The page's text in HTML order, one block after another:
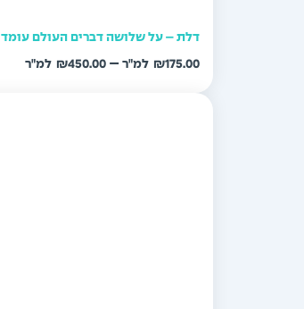
דלת – על שלושה דברים העולם עומד
₪175.00
–
₪450.00
טווח